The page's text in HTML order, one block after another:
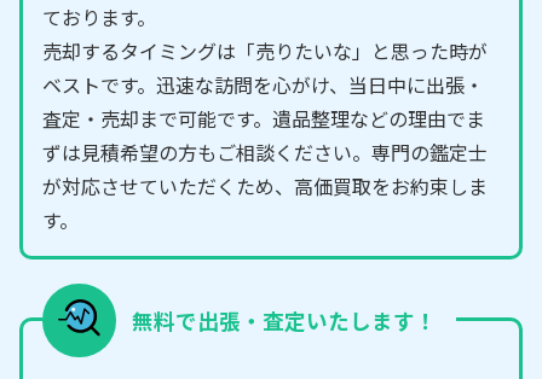
ております。
売却するタイミングは「売りたいな」と思った時が
ベストです。迅速な訪問を心がけ、当日中に出張・
査定・売却まで可能です。遺品整理などの理由でま
ずは見積希望の方もご相談ください。専門の鑑定士
が対応させていただくため、高価買取をお約束しま
す。
無料で出張・査定いたします！